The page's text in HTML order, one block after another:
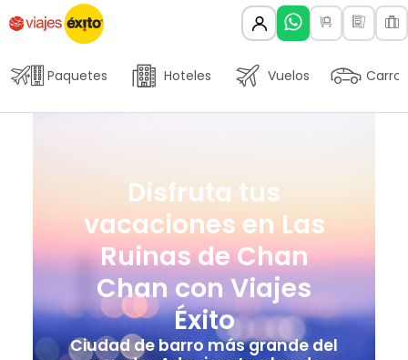
Paquetes Hoteles Vuelos Carros
Disfruta tus
vacaciones en Las
Ruinas de Chan
Chan con Viajes
Éxito
Ciudad de barro más grande del